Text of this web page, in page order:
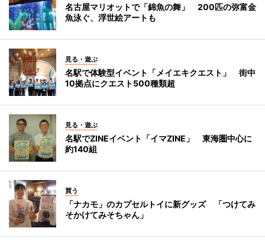
名古屋マリオットで「錦魚の舞」 200匹の弥富金
魚泳ぐ、浮世絵アートも
見る・遊ぶ
名駅で体験型イベント「メイエキクエスト」 街中
10拠点にクエスト500種類超
見る・遊ぶ
名駅でZINEイベント「イマZINE」 東海圏中心に
約140組
買う
「ナカモ」のカプセルトイに新グッズ 「つけてみ
そかけてみそちゃん」